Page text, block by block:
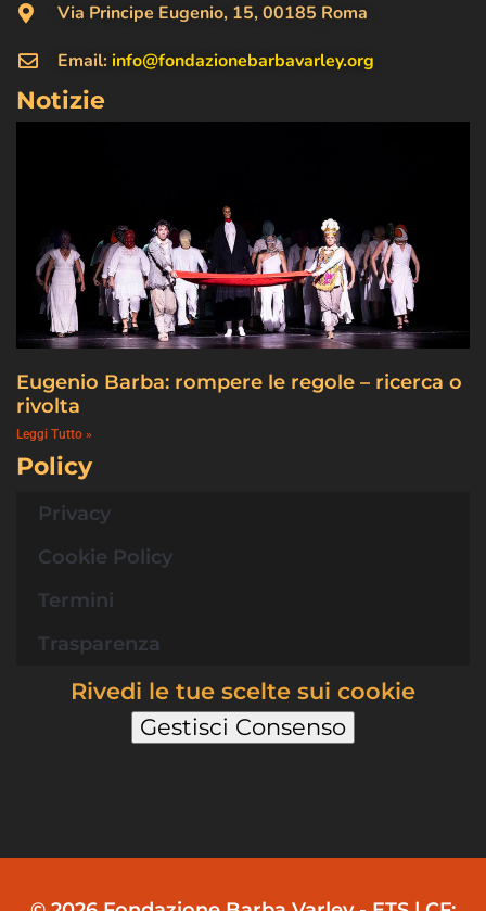
Via Principe Eugenio, 15, 00185 Roma
Email:info@fondazionebarbavarley.org
Notizie
Eugenio Barba: rompere le regole – ricerca o
rivolta
Leggi Tutto »
Policy
Privacy
Cookie Policy
Termini
Trasparenza
Rivedi le tue scelte sui cookie
Gestisci Consenso